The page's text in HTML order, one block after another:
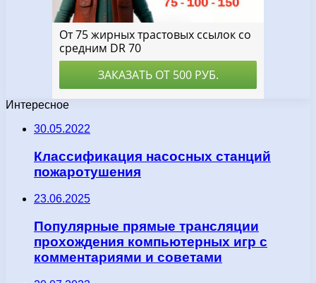
Интересное
30.05.2022
Классификация насосных станций
пожаротушения
23.06.2025
Популярные прямые трансляции
прохождения компьютерных игр с
комментариями и советами